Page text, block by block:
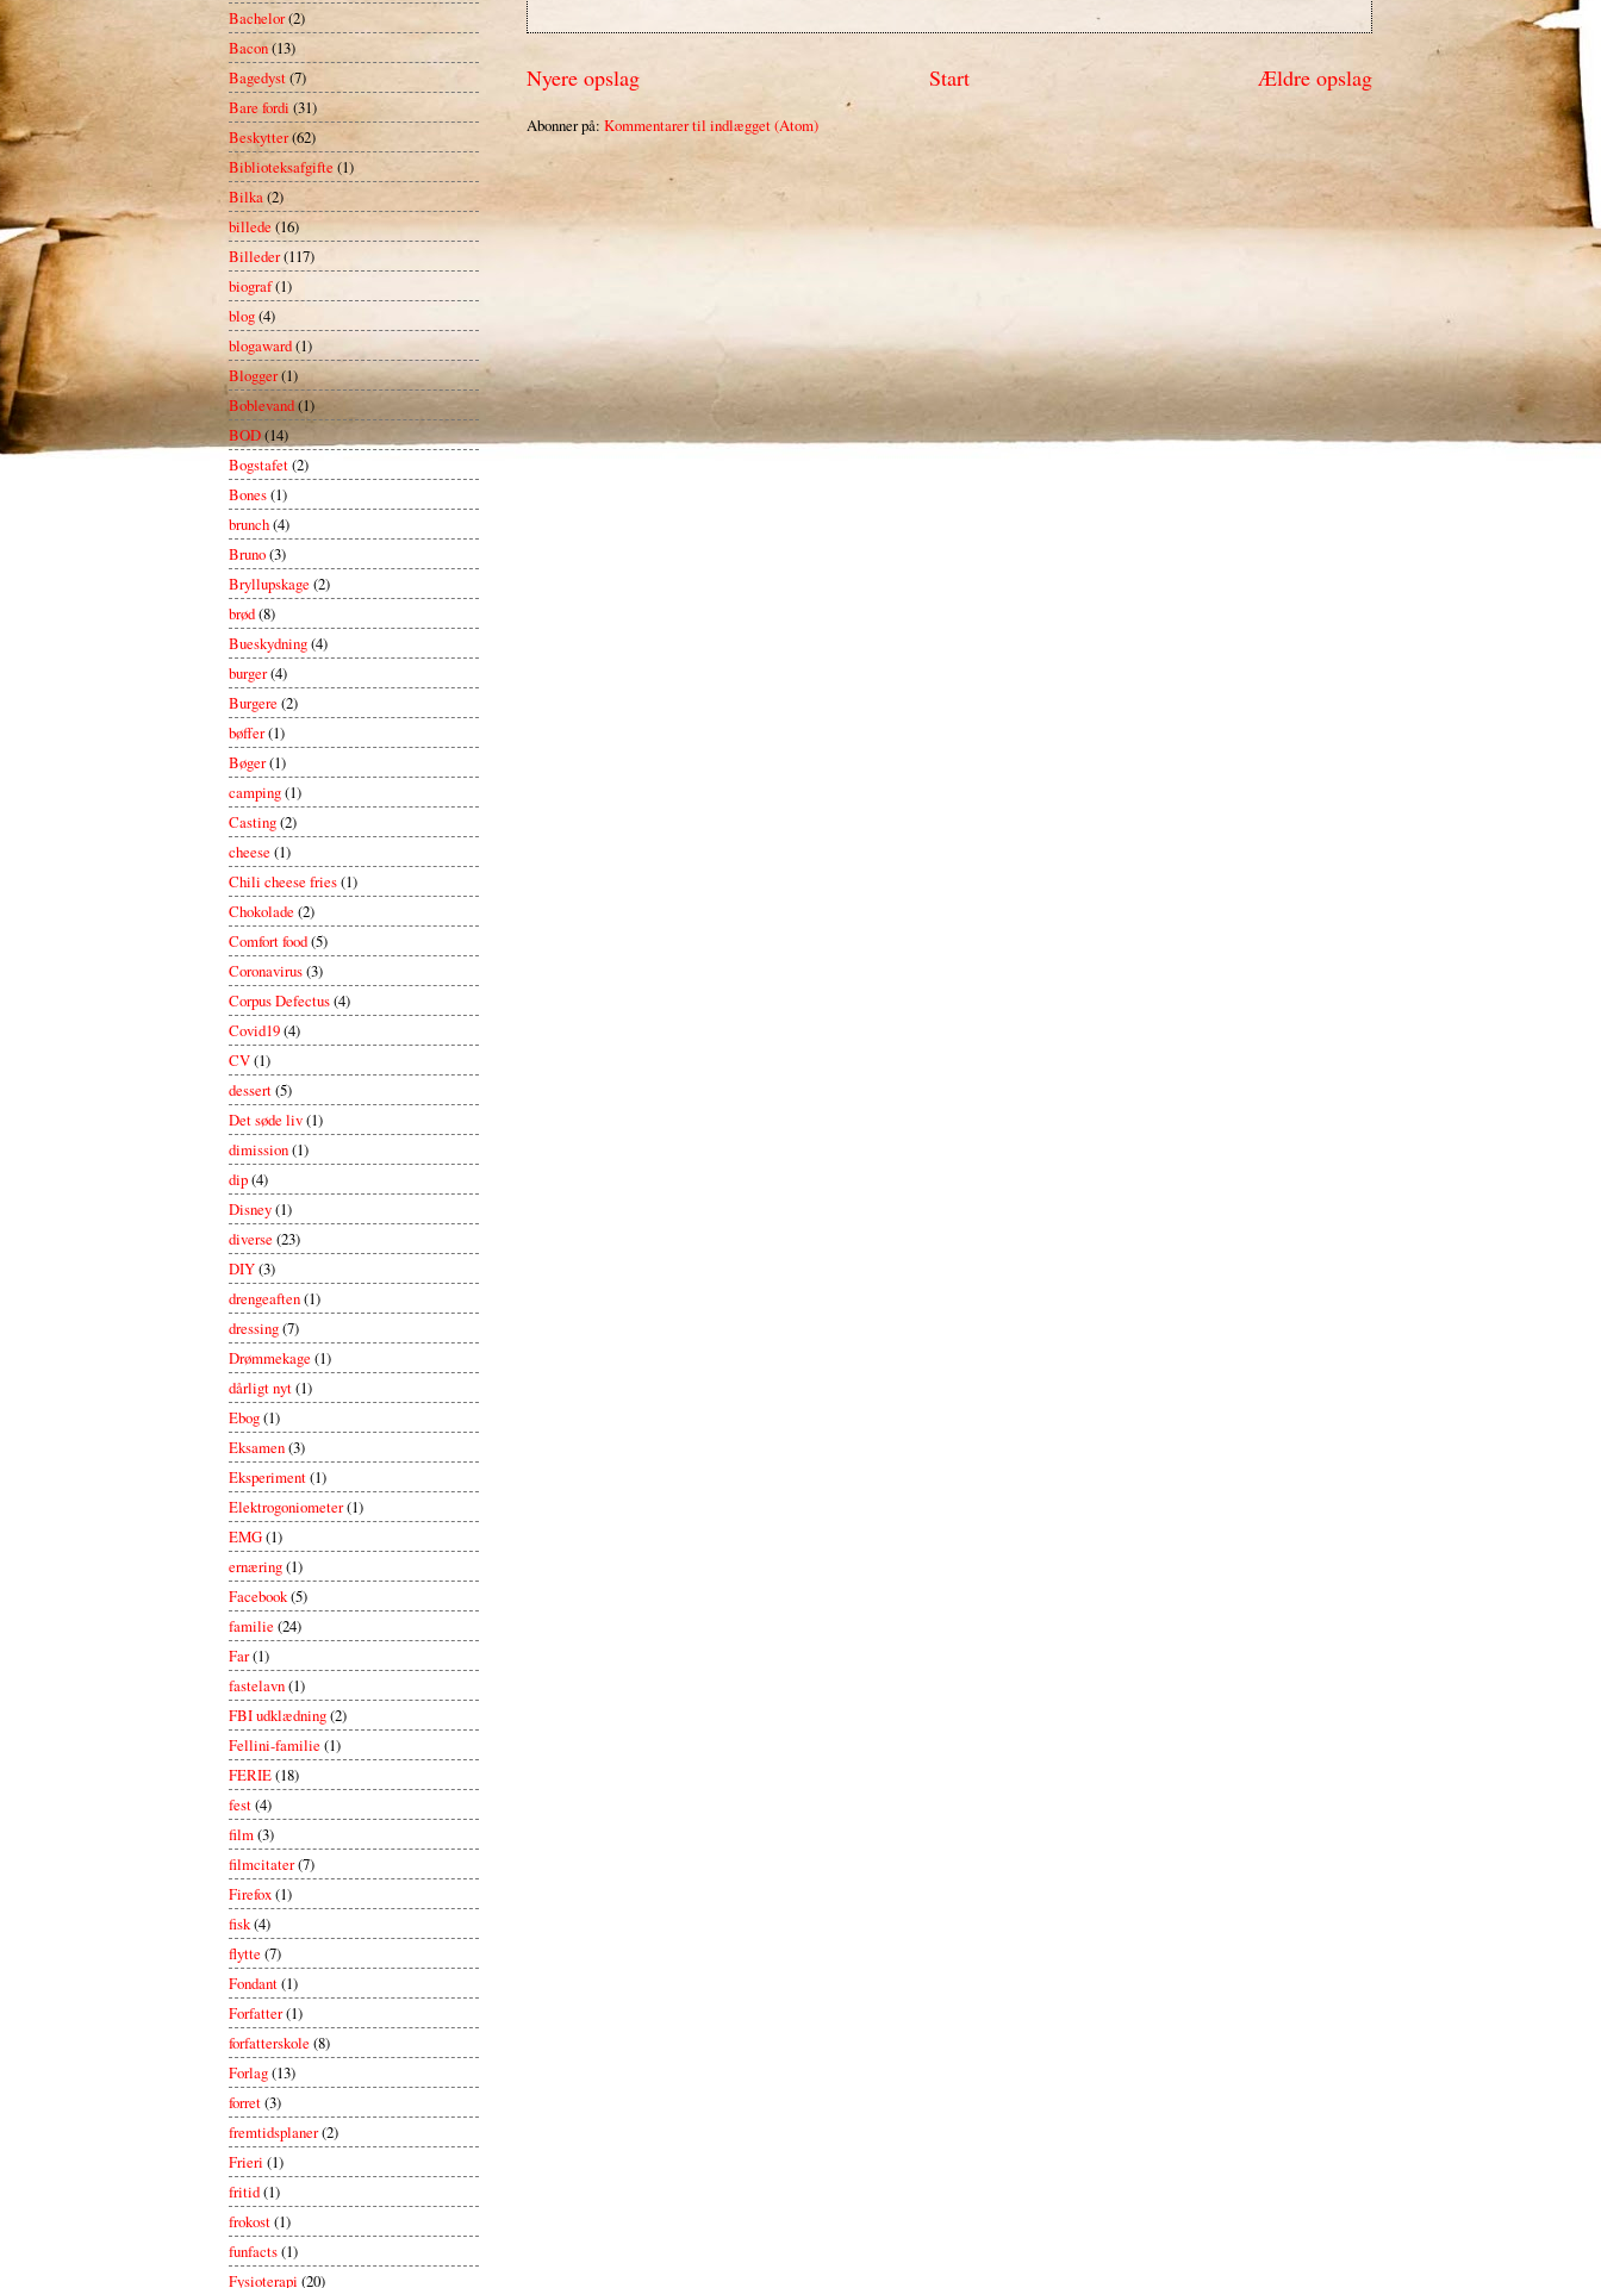
Nyere opslag Ældre opslag
Start
Abonner på: Kommentarer til indlægget (Atom)
Bachelor(2)
Bacon(13)
Bagedyst(7)
Bare fordi (31)
Beskytter(62)
Biblioteksafgifte (1)
Bilka(2)
billede (16)
Billeder(117)
biograf(1)
blog(4)
blogaward(1)
Blogger(1)
Boblevand(1)
BOD(14)
Bogstafet(2)
Bones(1)
brunch(4)
Bruno(3)
Bryllupskage(2)
brød(8)
Bueskydning(4)
burger(4)
Burgere(2)
bøffer(1)
Bøger(1)
camping(1)
Casting(2)
cheese(1)
Chili cheese fries(1)
Chokolade(2)
Comfort food(5)
Coronavirus(3)
Corpus Defectus(4)
Covid19(4)
CV(1)
dessert(5)
Det søde liv(1)
dimission(1)
dip(4)
Disney(1)
diverse(23)
DIY(3)
drengeaften(1)
dressing(7)
Drømmekage(1)
dårligt nyt(1)
Ebog(1)
Eksamen(3)
Eksperiment(1)
Elektrogoniometer(1)
EMG(1)
ernæring(1)
Facebook(5)
familie(24)
Far(1)
fastelavn(1)
FBI udklædning(2)
Fellini-familie(1)
FERIE(18)
fest(4)
film(3)
filmcitater(7)
Firefox(1)
fisk(4)
flytte(7)
Fondant(1)
Forfatter(1)
forfatterskole(8)
Forlag(13)
forret(3)
fremtidsplaner(2)
Frieri (1)
fritid(1)
frokost(1)
funfacts(1)
Fysioterapi (20)